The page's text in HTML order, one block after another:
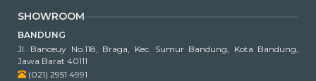
SHOWROOM
BANDUNG
Jl. Banceuy No.118, Braga, Kec. Sumur Bandung, Kota Bandung,
Jawa Barat 40111
(021) 2951 4991